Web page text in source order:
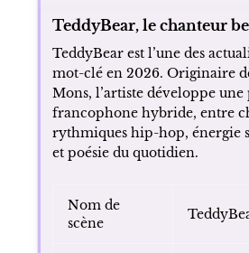
TeddyBear, le chanteur
TeddyBear est l’une des
mot-clé en 2026. Originaire
Mons, l’artiste développe une
francophone hybride, entre
rythmiques hip-hop, énergie
et poésie du quotidien.
Nom de
scène